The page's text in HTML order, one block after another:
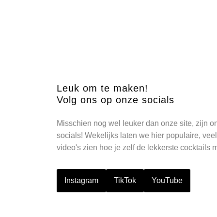
Leuk om te maken!
Volg ons op onze socials
Misschien nog wel leuker dan onze site, zijn
socials! Wekelijks laten we hier populaire,
video's zien hoe je zelf de lekkerste cocktails
Instagram TikTok YouTube